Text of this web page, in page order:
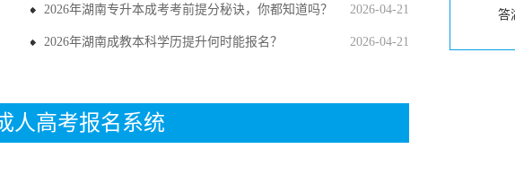
2026-04-21
2026年湖南专升本成考考前提分秘诀，你都知道吗？
2026-04-21
2026年湖南成教本科学历提升何时能报名？
人高考报名系统
答